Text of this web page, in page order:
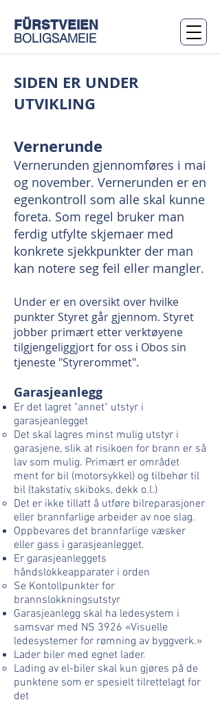
FÜRSTVEIEN
BOLIGSAMEIE
SIDEN ER UNDER
UTVIKLING
Vernerunde
Vernerunden gjennomføres i mai
og november. Vernerunden er en
egenkontroll som alle skal kunne
foreta. Som regel bruker man
ferdig utfylte skjemaer med
konkrete sjekkpunkter der man
kan notere seg feil eller mangler.
Under er en oversikt over hvilke
punkter Styret går gjennom. Styret
jobber primært etter verktøyene
tilgjengeliggjort for oss i Obos sin
tjeneste "Styrerommet".
Garasjeanlegg​
Er det lagret "annet" utstyr i
garasjeanlegget
Det skal lagres minst mulig utstyr i
garasjene, slik at risikoen for brann er så
lav som mulig. Primært er området
ment for bil (motorsykkel) og tilbehør til
bil (takstativ, skiboks, dekk o.l.)
Det er ikke tillatt å utføre bilreparasjoner
eller brannfarlige arbeider av noe slag.
Oppbevares det brannfarlige væsker
eller gass i garasjeanlegget.
Er garasjeanleggets
håndslokkeapparater i orden​​
Se Kontollpunkter for
brannslokkningsutstyr​
Garasjeanlegg skal ha ledesystem i
samsvar med NS 3926 «Visuelle
ledesystemer for rømning av byggverk.»
Lader biler med egnet lader.
Lading av el-biler skal kun gjøres på de
punktene som er spesielt tilrettelagt for
det